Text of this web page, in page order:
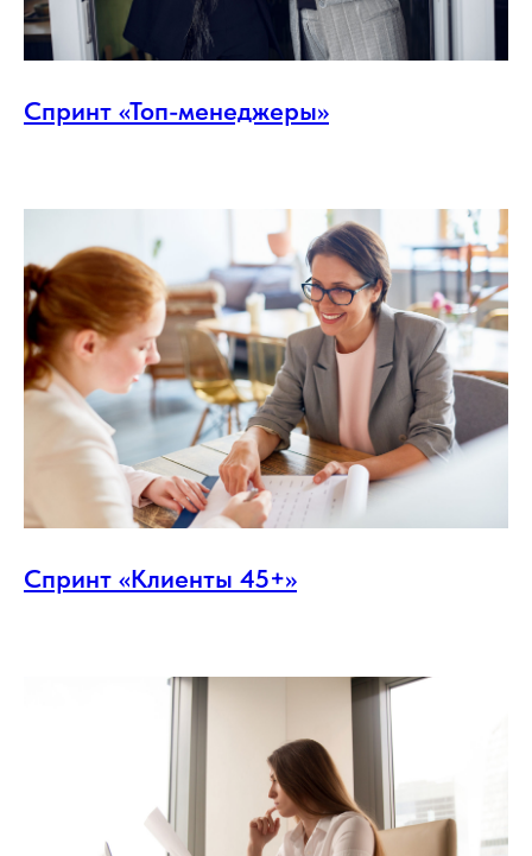
Спринт «Топ-менеджеры»
Спринт «Клиенты 45+»